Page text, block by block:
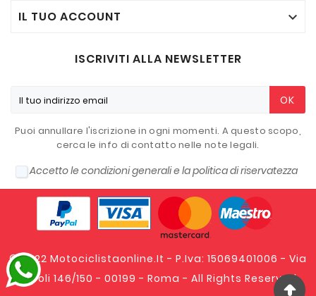
IL TUO ACCOUNT 
ISCRIVITI ALLA NEWSLETTER
OK
Puoi annullare l'iscrizione in ogni momenti. A questo scopo,
cerca le info di contatto nelle note legali.
Accetto le condizioni generali e la politica di riservatezza
© 2022 Motociclistaonline.it - P.Iva: 15069401006 - Via
Tripoli 146/150 - 00199 - Roma - All Rights Reserved.